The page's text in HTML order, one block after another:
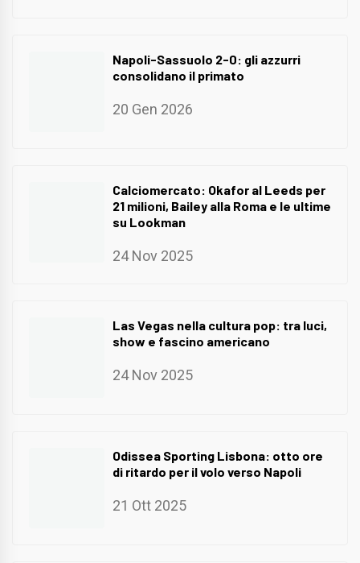
Napoli-Sassuolo 2-0: gli azzurri
consolidano il primato
20 Gen 2026
Calciomercato: Okafor al Leeds per
21 milioni, Bailey alla Roma e le ultime
su Lookman
24 Nov 2025
Las Vegas nella cultura pop: tra luci,
show e fascino americano
24 Nov 2025
Odissea Sporting Lisbona: otto ore
di ritardo per il volo verso Napoli
21 Ott 2025